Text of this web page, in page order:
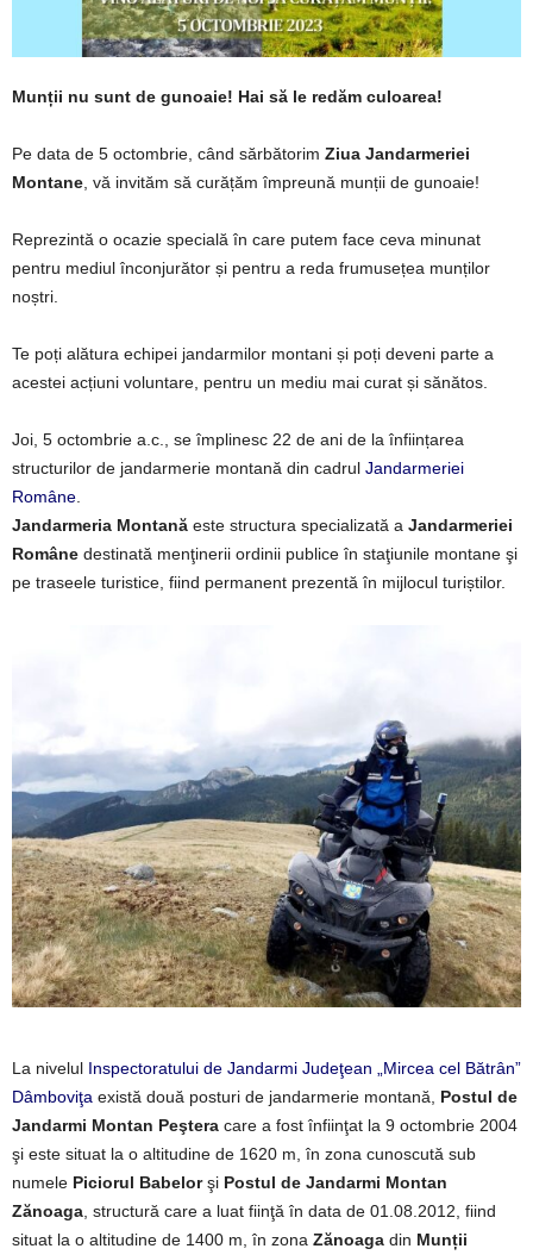
Munții nu sunt de gunoaie! Hai să le redăm culoarea!
Pe data de 5 octombrie, când sărbătorim Ziua Jandarmeriei
Montane , vă invităm să curățăm împreună munții de gunoaie!
Reprezintă o ocazie specială în care putem face ceva minunat
pentru mediul înconjurător și pentru a reda frumusețea munților
noștri.
Te poți alătura echipei jandarmilor montani și poți deveni parte a
acestei acțiuni voluntare, pentru un mediu mai curat și sănătos.
Joi, 5 octombrie a.c., se împlinesc 22 de ani de la înființarea
structurilor de jandarmerie montană din cadrul Jandarmeriei
Române
Jandarmeria Montană este structura specializată a Jandarmeriei
Române destinată menţinerii ordinii publice în staţiunile montane şi
pe traseele turistice, fiind permanent prezentă în mijlocul turiștilor.
La nivelul Inspectoratului de Jandarmi Judeţean „Mircea cel Bătrân”
Dâmboviţa există două posturi de jandarmerie montană, Postul de
Jandarmi Montan Peştera care a fost înfiinţat la 9 octombrie 2004
şi este situat la o altitudine de 1620 m, în zona cunoscută sub
numele Piciorul Babelorşi Postul de Jandarmi Montan
Zănoaga , structură care a luat fiinţă în data de 01.08.2012, fiind
situat la o altitudine de 1400 m, în zona Zănoaga din Munții